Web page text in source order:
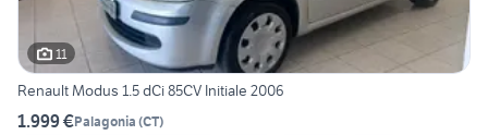
11
Renault Modus 1.5 dCi 85CV Initiale 2006
1.999 €Palagonia (CT)